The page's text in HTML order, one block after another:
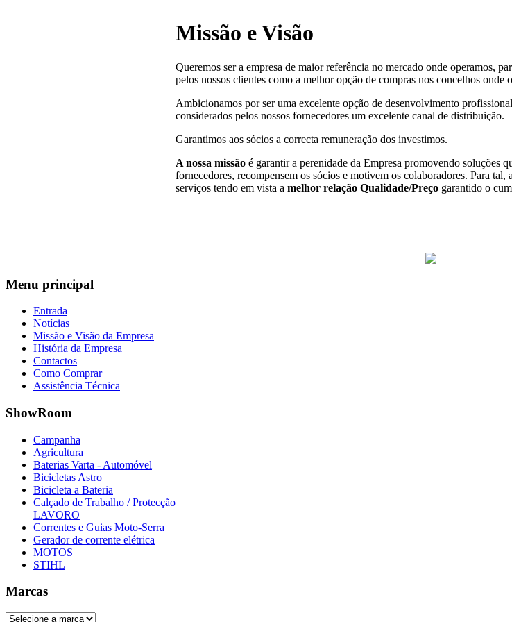
Missão e Visão
Queremos ser a empresa de maior referência no mercado onde operamos,
pelos nossos clientes como a melhor opção de compras nos concelhos onde
Ambicionamos por ser uma excelente opção de desenvolvimento
considerados pelos nossos fornecedores um excelente canal de distribuição.
Garantimos aos sócios a correcta remuneração dos investimos.
A nossa missão é garantir a perenidade da Empresa promovendo soluções
fornecedores, recompensem os sócios e motivem os colaboradores. Para
serviços tendo em vista a melhor relação Qualidade/Preço garantido o
Menu principal
Entrada
Notícias
Missão e Visão da Empresa
História da Empresa
Contactos
Como Comprar
Assistência Técnica
ShowRoom
Campanha
Agricultura
Baterias Varta - Automóvel
Bicicletas Astro
Bicicleta a Bateria
Calçado de Trabalho / Protecção
LAVORO
Correntes e Guias Moto-Serra
Gerador de corrente elétrica
MOTOS
STIHL
Marcas